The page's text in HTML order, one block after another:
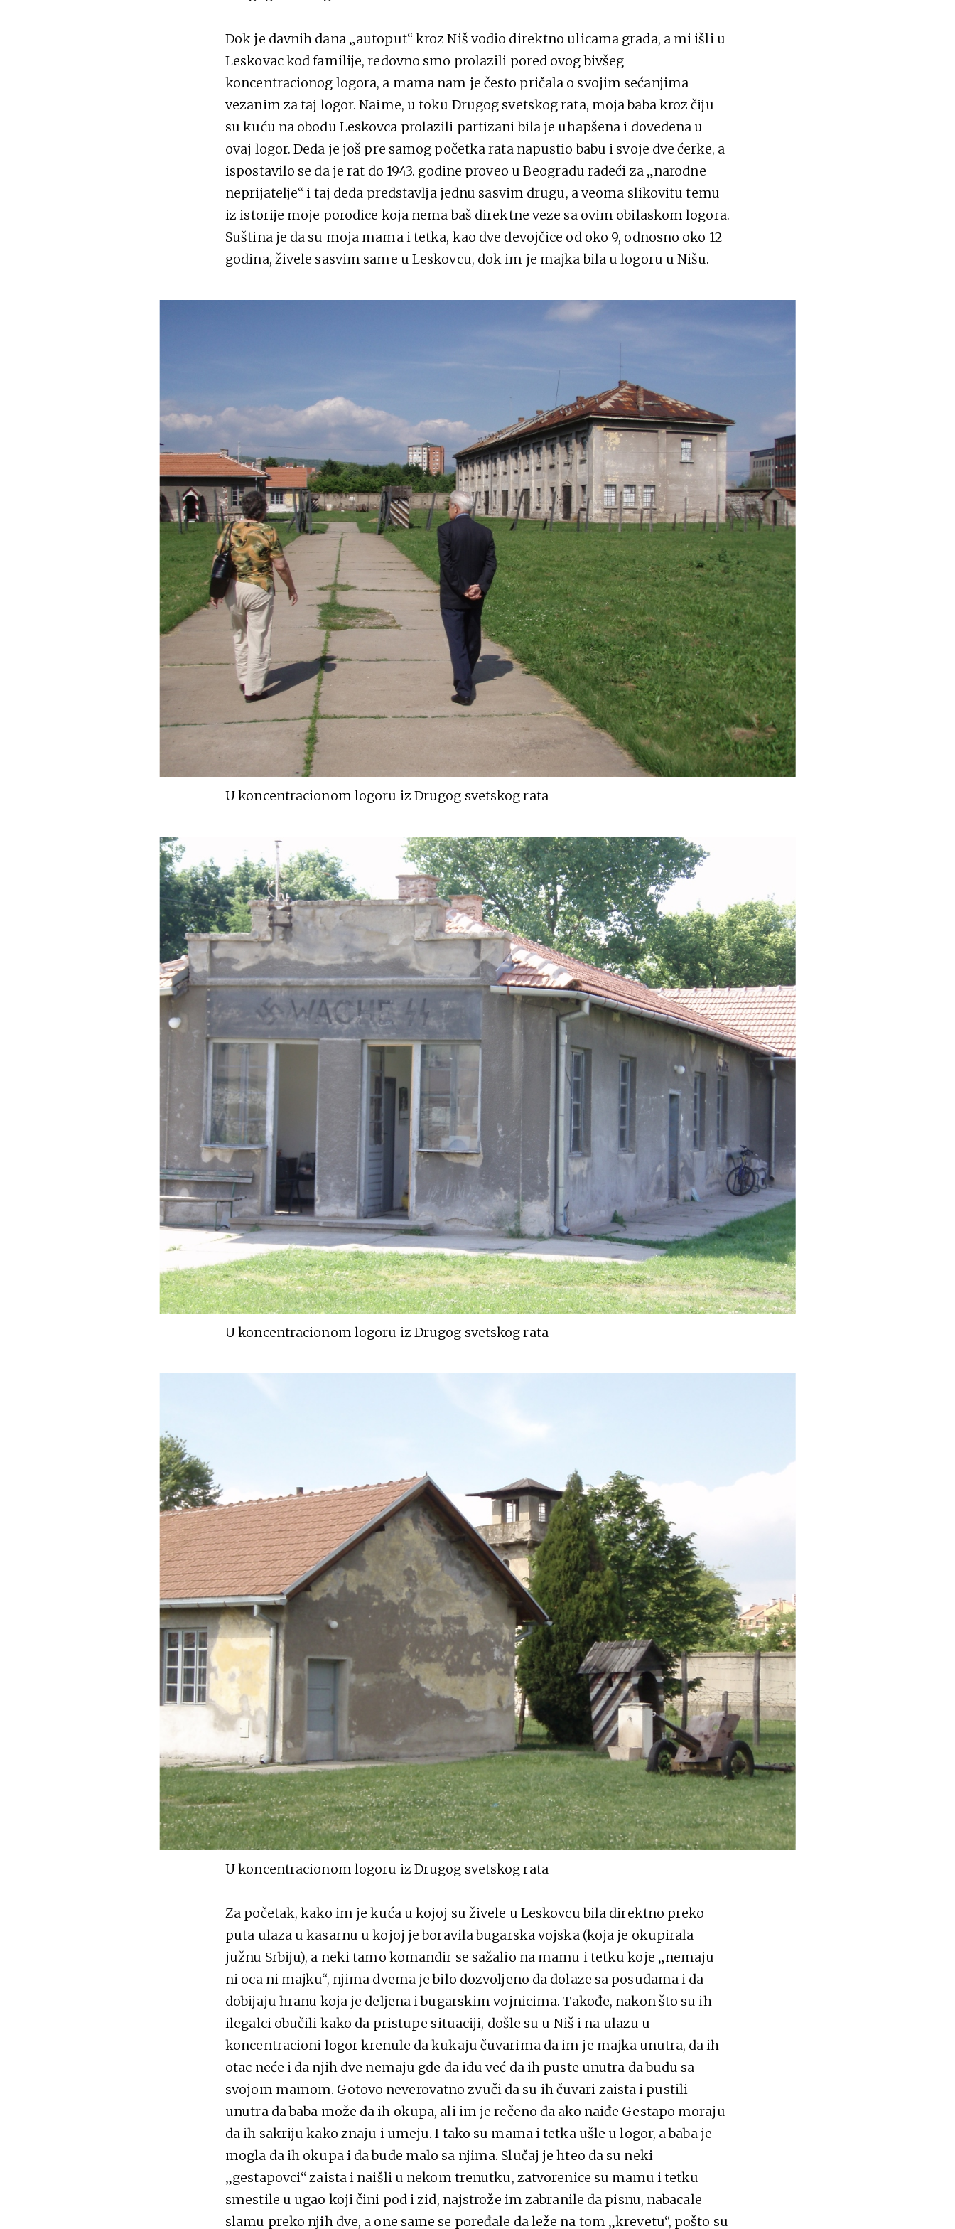
Dok je davnih dana „autoput“ kroz Niš vodio direktno ulicama grada, a mi išli u
Leskovac kod familije, redovno smo prolazili pored ovog bivšeg
koncentracionog logora, a mama nam je često pričala o svojim sećanjima
vezanim za taj logor. Naime, u toku Drugog svetskog rata, moja baba kroz čiju
su kuću na obodu Leskovca prolazili partizani bila je uhapšena i dovedena u
ovaj logor. Deda je još pre samog početka rata napustio babu i svoje dve ćerke, a
ispostavilo se da je rat do 1943. godine proveo u Beogradu radeći za „narodne
neprijatelje“ i taj deda predstavlja jednu sasvim drugu, a veoma slikovitu temu
iz istorije moje porodice koja nema baš direktne veze sa ovim obilaskom logora.
Suština je da su moja mama i tetka, kao dve devojčice od oko 9, odnosno oko 12
godina, živele sasvim same u Leskovcu, dok im je majka bila u logoru u Nišu.
U koncentracionom logoru iz Drugog svetskog rata
U koncentracionom logoru iz Drugog svetskog rata
U koncentracionom logoru iz Drugog svetskog rata
Za početak, kako im je kuća u kojoj su živele u Leskovcu bila direktno preko
puta ulaza u kasarnu u kojoj je boravila bugarska vojska (koja je okupirala
južnu Srbiju), a neki tamo komandir se sažalio na mamu i tetku koje „nemaju
ni oca ni majku“, njima dvema je bilo dozvoljeno da dolaze sa posudama i da
dobijaju hranu koja je deljena i bugarskim vojnicima. Takođe, nakon što su ih
ilegalci obučili kako da pristupe situaciji, došle su u Niš i na ulazu u
koncentracioni logor krenule da kukaju čuvarima da im je majka unutra, da ih
otac neće i da njih dve nemaju gde da idu već da ih puste unutra da budu sa
svojom mamom. Gotovo neverovatno zvuči da su ih čuvari zaista i pustili
unutra da baba može da ih okupa, ali im je rečeno da ako naiđe Gestapo moraju
da ih sakriju kako znaju i umeju. I tako su mama i tetka ušle u logor, a baba je
mogla da ih okupa i da bude malo sa njima. Slučaj je hteo da su neki
„gestapovci“ zaista i naišli u nekom trenutku, zatvorenice su mamu i tetku
smestile u ugao koji čini pod i zid, najstrože im zabranile da pisnu, nabacale
slamu preko njih dve, a one same se poređale da leže na tom „krevetu“, pošto su